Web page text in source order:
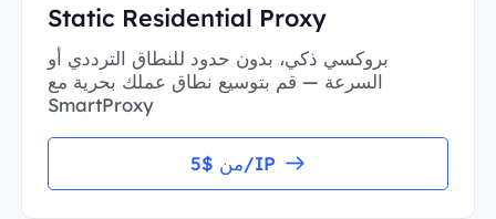
Static Residential Proxy
بروكسي ذكي، بدون حدود للنطاق الترددي أو
السرعة — قم بتوسيع نطاق عملك بحرية مع
SmartProxy
من $5/IP